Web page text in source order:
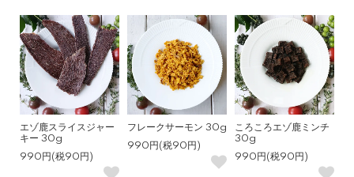
エゾ鹿スライスジャー
キー 30g
990円(税90円)
フレークサーモン 30g
990円(税90円)
ころころエゾ鹿ミンチ
30g
990円(税90円)